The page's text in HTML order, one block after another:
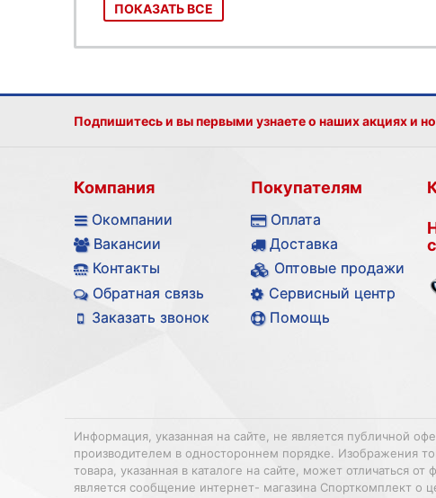
ПОКАЗАТЬ ВСЕ
Подпишитесь и вы первыми узнаете о наших акциях и
Компания
Окомпании
Вакансии
Контакты
Обратная связь
Заказать звонок
Покупателям
Оплата
Доставка
Оптовые продажи
Сервисный центр
Помощь
Информация, указанная на сайте, не является публичной
производителем в одностороннем порядке. Изображения
товара, указанная в каталоге на сайте, может отличаться
является сообщение интернет- магазина Спорткомплект о